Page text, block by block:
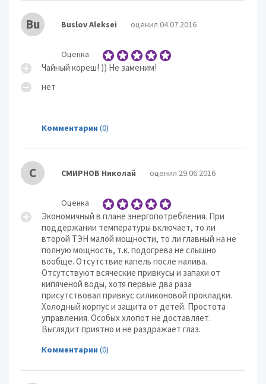
Bu Buslov Aleksei оценил 04.07.2016
Оценка
Чайный кореш! )) Не заменим!
нет
Комментарии (0)
С СМИРНОВ Николай оценил 29.06.2016
Оценка
Экономичный в плане энергопотребления. При
поддержании температуры включает, то ли
второй ТЭН малой мощности, то ли главный на не
полную мощность, т.к. подогрева не слышно
вообще. Отсутствие капель после налива.
Отсутствуют всяческие привкусы и запахи от
кипяченой воды, хотя первые два раза
присутствовал привкус силиконовой прокладки.
Холодный корпус и защита от детей. Простота
управления. Особых хлопот не доставляет.
Выглядит приятно и не раздражает глаз.
Комментарии (0)